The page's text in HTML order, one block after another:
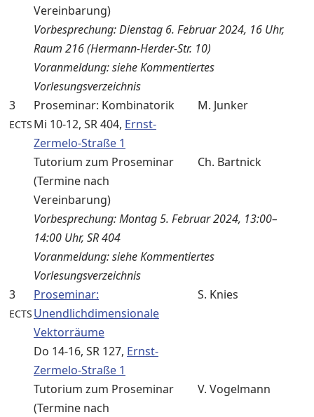
Vereinbarung)
Vorbesprechung: Dienstag 6. Februar 2024, 16 Uhr,
Raum 216 (Hermann-Herder-Str. 10)
Voranmeldung: siehe Kommentiertes
Vorlesungsverzeichnis
3
ECTS
Proseminar: Kombinatorik
M. Junker
Mi 10-12, SR 404, Ernst-
Zermelo-Straße 1
Tutorium zum Proseminar
(Termine nach
Vereinbarung)
Ch. Bartnick
Vorbesprechung: Montag 5. Februar 2024, 13:00–
14:00 Uhr, SR 404
Voranmeldung: siehe Kommentiertes
Vorlesungsverzeichnis
3
ECTS
Proseminar:
Unendlichdimensionale
Vektorräume
S. Knies
Do 14-16, SR 127, Ernst-
Zermelo-Straße 1
Tutorium zum Proseminar
(Termine nach
V. Vogelmann